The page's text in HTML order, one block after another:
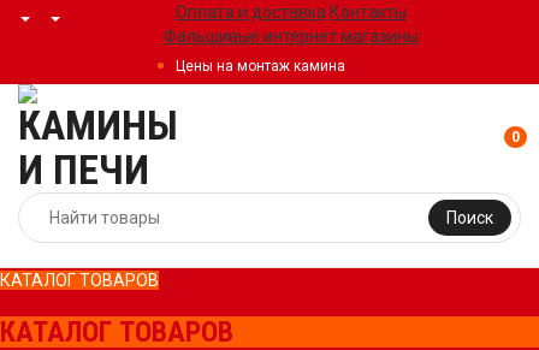
Оплата и доставка Контакты
Фальшивые интернет магазины
Цены на монтаж камина
Поиск
0
КАТАЛОГ ТОВАРОВ
КАТАЛОГ ТОВАРОВ